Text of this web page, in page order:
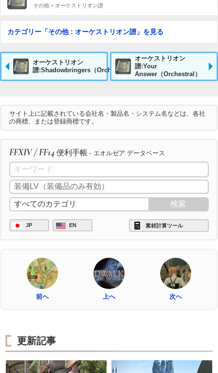
その他 > オーケストリオン譜
カテゴリー「その他 : オーケストリオン譜」を見る
オーケストリオン
譜:Shadowbringers（Orchestral）
オーケストリオン
譜:Your
Answer（Orchestral）
サイト上に記載されている会社名・製品名・システム名などは、各社
の商標、または登録商標です。
FFXIV / FF14 便利手帳 - エオルゼア データベース
JP EN 素材計算ツール
前へ 上へ 次へ
更新記事